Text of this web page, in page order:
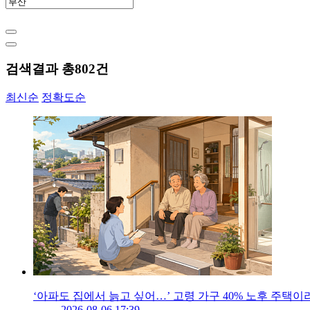
검색결과 총802건
최신순 정확도순
‘아파도 집에서 늙고 싶어…’ 고령 가구 40% 노후 주택이